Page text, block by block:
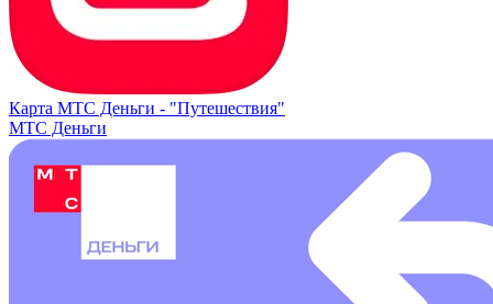
Карта МТС Деньги - "Путешествия"
МТС Деньги